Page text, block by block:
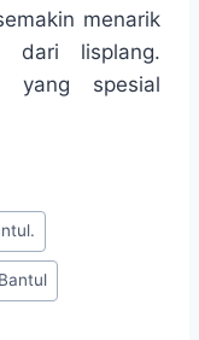
menarik
dari lisplang.
yang spesial